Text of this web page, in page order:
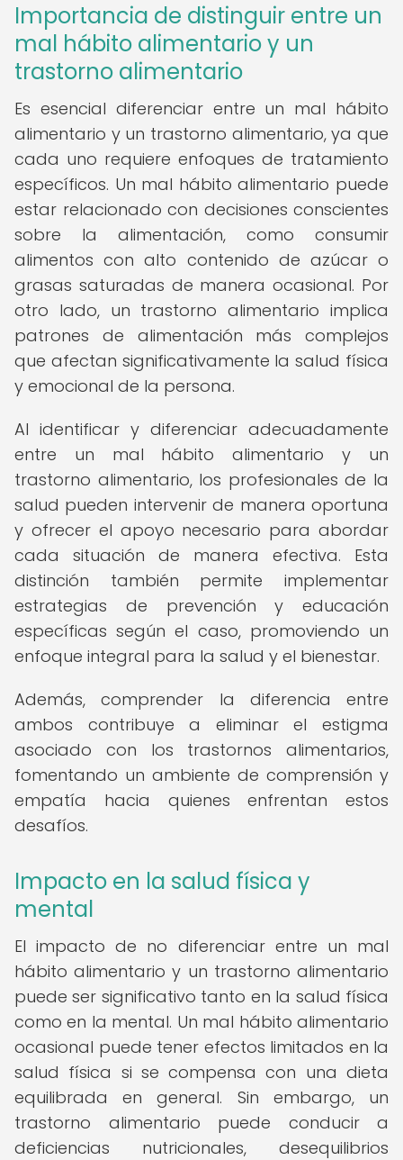
Importancia de distinguir entre un
mal hábito alimentario y un
trastorno alimentario
Es esencial diferenciar entre un mal hábito
alimentario y un trastorno alimentario, ya que
cada uno requiere enfoques de tratamiento
específicos. Un mal hábito alimentario puede
estar relacionado con decisiones conscientes
sobre la alimentación, como consumir
alimentos con alto contenido de azúcar o
grasas saturadas de manera ocasional. Por
otro lado, un trastorno alimentario implica
patrones de alimentación más complejos
que afectan significativamente la salud física
y emocional de la persona.
Al identificar y diferenciar adecuadamente
entre un mal hábito alimentario y un
trastorno alimentario, los profesionales de la
salud pueden intervenir de manera oportuna
y ofrecer el apoyo necesario para abordar
cada situación de manera efectiva. Esta
distinción también permite implementar
estrategias de prevención y educación
específicas según el caso, promoviendo un
enfoque integral para la salud y el bienestar.
Además, comprender la diferencia entre
ambos contribuye a eliminar el estigma
asociado con los trastornos alimentarios,
fomentando un ambiente de comprensión y
empatía hacia quienes enfrentan estos
desafíos.
Impacto en la salud física y
mental
El impacto de no diferenciar entre un mal
hábito alimentario y un trastorno alimentario
puede ser significativo tanto en la salud física
como en la mental. Un mal hábito alimentario
ocasional puede tener efectos limitados en la
salud física si se compensa con una dieta
equilibrada en general. Sin embargo, un
trastorno alimentario puede conducir a
deficiencias nutricionales, desequilibrios